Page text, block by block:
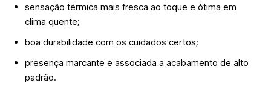
sensação térmica mais fresca ao toque e ótima em
clima quente;
boa durabilidade com os cuidados certos;
presença marcante e associada a acabamento de alto
padrão.